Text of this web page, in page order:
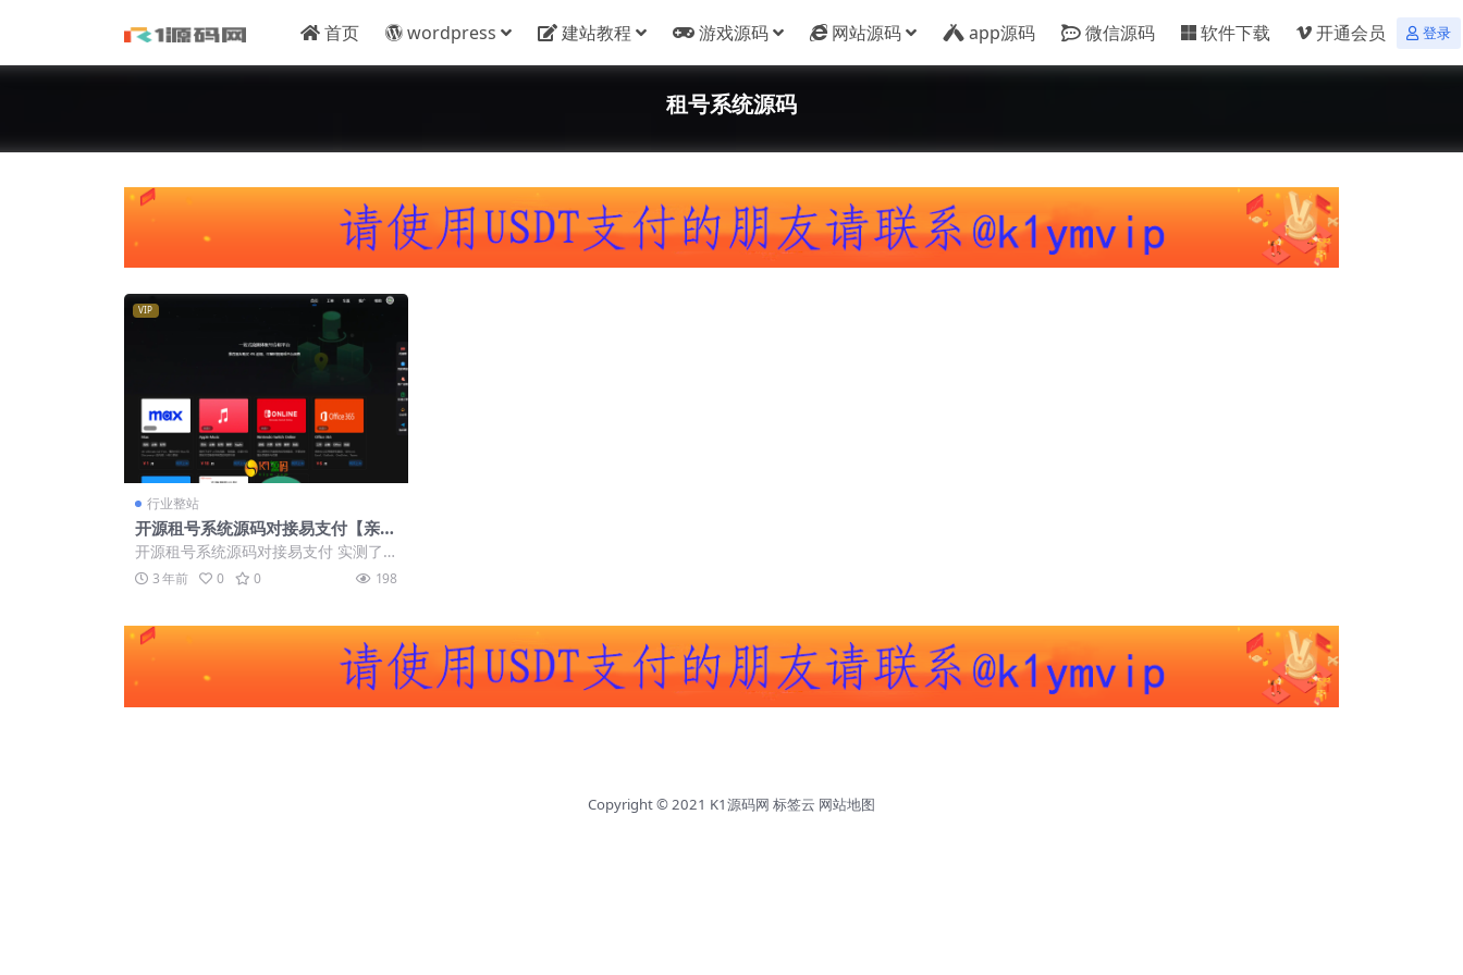
首页 wordpress 建站教程 游戏源码 网站源码 app源码 微信源码 软件下载 开通会员 登录
租号系统源码
VIP
行业整站
开源租号系统源码对接易支付【亲测
源码】
开源租号系统源码对接易支付 实测了
下 完美无缺 无bug 后门已清 有分销推
广功...
3 年前 0 0 198
Copyright © 2021 K1源码网 标签云 网站地图